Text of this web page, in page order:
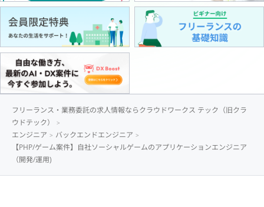
フリーランス・業務委託の求人情報ならクラウドワークス テック（旧クラ
ウドテック）
エンジニア
バックエンドエンジニア
【PHP/ゲーム案件】自社ソーシャルゲームのアプリケーションエンジニア
（開発/運用)